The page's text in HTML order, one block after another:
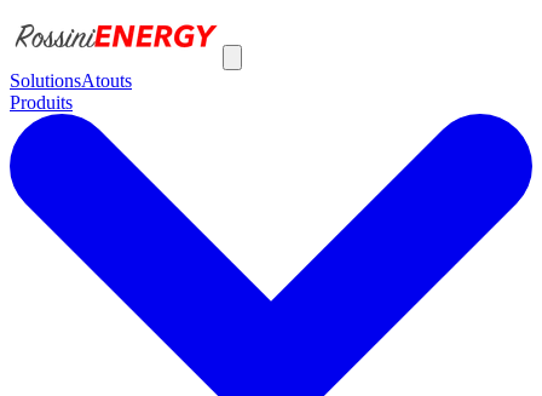
SolutionsAtouts
Produits